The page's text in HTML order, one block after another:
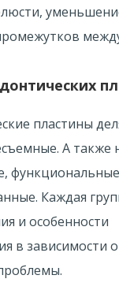
пластины
А также
Каждая
и особенности
в зависимости